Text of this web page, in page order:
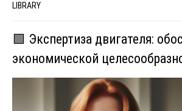
LIBRARY
🟩 Экспертиза двигателя:
экономической